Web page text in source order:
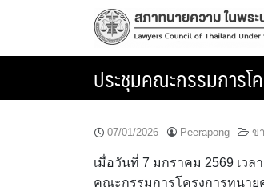
ประชุมคณะกรรมการโ
07/01/2026 Peerapong ข่
เมื่อวันที่ 7 มกราคม 2569 เว
คณะกรรมการโครงการทนาย